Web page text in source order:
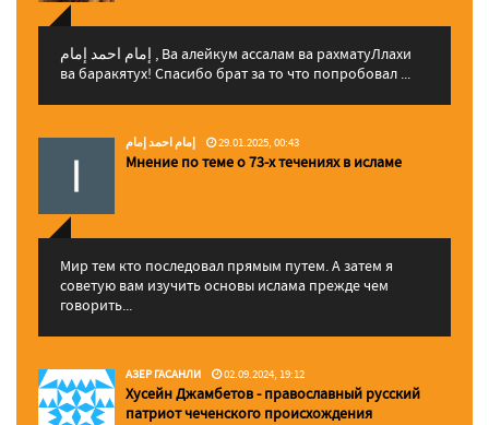
إمام احمد إمام , Ва алейкум ассалам ва рахматуЛлахи
ва баракятух! Спасибо брат за то что попробовал ...
إمام احمد إمام 29.01.2025, 00:43
Мнение по теме о 73-х течениях в исламе
Мир тем кто последовал прямым путем. А затем я
советую вам изучить основы ислама прежде чем
говорить...
АЗЕР ГАСАНЛИ 02.09.2024, 19:12
Хусейн Джамбетов - православный русский
патриот чеченского происхождения